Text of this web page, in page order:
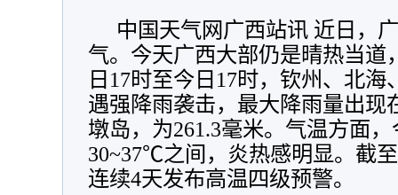
中国天气网广西站讯 近日，
气。今天广西大部仍是晴热当道
日17时至今日17时，钦州、北
遇强降雨袭击，最大降雨量出现
墩岛，为261.3毫米。气温方面
30~37℃之间，炎热感明显。截
连续4天发布高温四级预警。